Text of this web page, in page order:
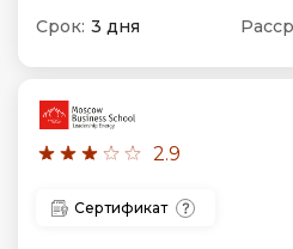
Срок: 3 дня
2.9
Сертификат